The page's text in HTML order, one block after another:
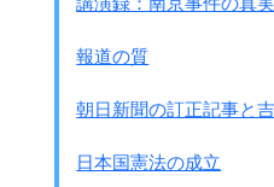
代表者6人が首相官邸を訪れ
した。
入江は作家山本有三に極秘
報道の質
朝日新聞の訂正記事と
日本国憲法の成立